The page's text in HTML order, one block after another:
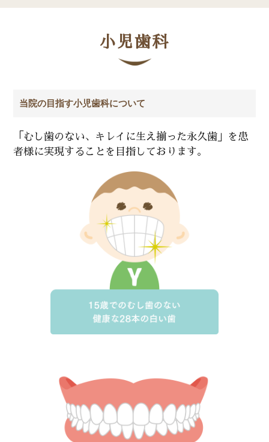
採用情報
施設基準掲示
小児歯科
当院の目指す小児歯科について
「むし歯のない、キレイに生え揃った永久歯」を 患
者様に実現することを目指しております。